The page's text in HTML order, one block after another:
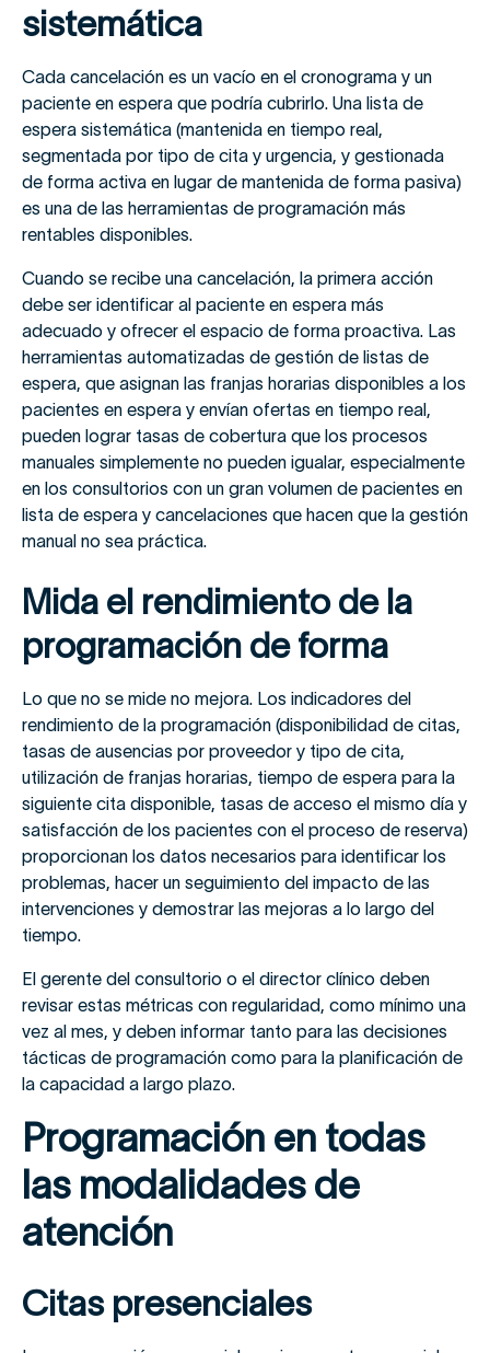
sistemática
Cada cancelación es un vacío en el cronograma y un
paciente en espera que podría cubrirlo. Una lista de
espera sistemática (mantenida en tiempo real,
segmentada por tipo de cita y urgencia, y gestionada
de forma activa en lugar de mantenida de forma pasiva)
es una de las herramientas de programación más
rentables disponibles.
Cuando se recibe una cancelación, la primera acción
debe ser identificar al paciente en espera más
adecuado y ofrecer el espacio de forma proactiva. Las
herramientas automatizadas de gestión de listas de
espera, que asignan las franjas horarias disponibles a los
pacientes en espera y envían ofertas en tiempo real,
pueden lograr tasas de cobertura que los procesos
manuales simplemente no pueden igualar, especialmente
en los consultorios con un gran volumen de pacientes en
lista de espera y cancelaciones que hacen que la gestión
manual no sea práctica.
Mida el rendimiento de la
programación de forma
Lo que no se mide no mejora. Los indicadores del
rendimiento de la programación (disponibilidad de citas,
tasas de ausencias por proveedor y tipo de cita,
utilización de franjas horarias, tiempo de espera para la
siguiente cita disponible, tasas de acceso el mismo día y
satisfacción de los pacientes con el proceso de reserva)
proporcionan los datos necesarios para identificar los
problemas, hacer un seguimiento del impacto de las
intervenciones y demostrar las mejoras a lo largo del
tiempo.
El gerente del consultorio o el director clínico deben
revisar estas métricas con regularidad, como mínimo una
vez al mes, y deben informar tanto para las decisiones
tácticas de programación como para la planificación de
la capacidad a largo plazo.
Programación en todas
las modalidades de
atención
Citas presenciales